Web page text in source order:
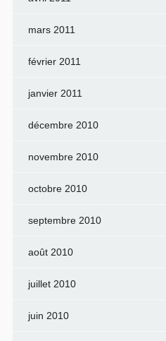
mars 2011
février 2011
janvier 2011
décembre 2010
novembre 2010
octobre 2010
septembre 2010
août 2010
juillet 2010
juin 2010